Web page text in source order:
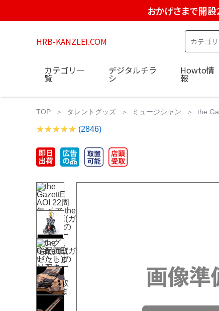
おかげさまで開
HRB-KANZLEI.COM
カテゴリ一
覧
デジタルチラ
シ
Howto情
報
TOP タレントグッズ ミュージシャン the
(2846)